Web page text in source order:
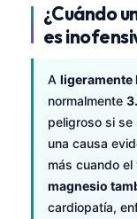
¿Cuándo
es
A ligeramente
normalmente
peligroso si se
una causa
más cuando
magnesio
cardiopatía,